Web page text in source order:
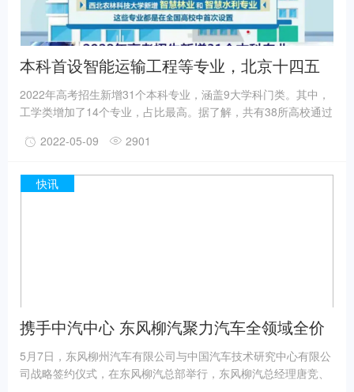
本科首设智能运输工程等专业，北京十四五
时4.5吨以下货车均为新能源
2022年高考招生新增31个本科专业，涵盖9大学科门类。其中，
工学类增加了14个专业，占比最高。据了解，共有38所高校通过
程大学的智慧海洋技术专业等均为全国高校中首次设置。
2022-05-09 2901
快讯
携手中汽中心 东风柳汽聚力汽车全领域全价
值链
5月7日，东风柳州汽车有限公司与中国汽车技术研究中心有限公
司战略签约仪式，在东风柳汽总部举行，东风柳汽总经理唐竞、